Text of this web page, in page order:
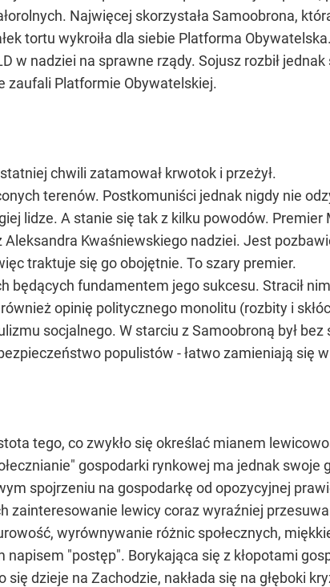
Najwięcej skorzystała Samoobrona,
tortu wykroiła dla siebie Platforma
w nadziei na sprawne rządy. Sojusz rozbił
zaufali Platformie Obywatelskiej.
chwili zatamował krwotok i przeżył.
terenów. Postkomuniści jednak nigdy nie
lidze. A stanie się tak z kilku powodów.
Aleksandra Kwaśniewskiego nadziei. Jest
traktuje się go obojętnie. To szary premier.
będących fundamentem jego sukcesu. Stracił
opinię politycznego monolitu (rozbity i
socjalnego. W starciu z Samoobroną był
populistów - łatwo zamieniają się
tego, co zwykło się określać mianem
gospodarki rynkowej ma jednak swoje
spojrzeniu na gospodarkę od opozycyjnej
zainteresowanie lewicy coraz wyraźniej
wyrównywanie różnic społecznych,
"postęp". Borykająca się z kłopotami
się dzieje na Zachodzie, nakłada się na głęboki